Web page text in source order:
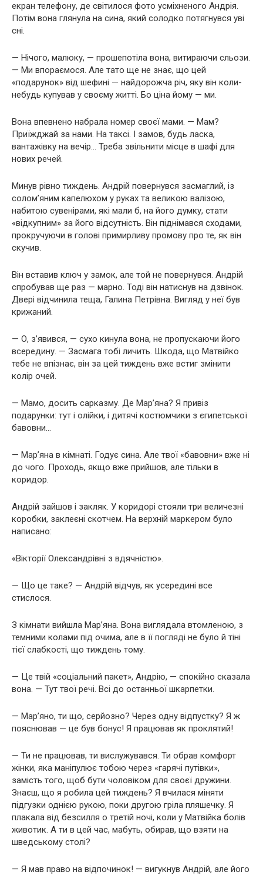
екран телефону, де світилося фото усміхненого Андрія.
Потім вона глянула на сина, який солодко потягнувся уві
сні.
— Нічого, малюку, — прошепотіла вона, витираючи сльози.
— Ми впораємося. Але тато ще не знає, що цей
«подарунок» від шефині — найдорожча річ, яку він коли-
небудь купував у своєму житті. Бо ціна йому — ми.
Вона впевнено набрала номер своєї мами. — Мам?
Приїжджай за нами. На таксі. І замов, будь ласка,
вантажівку на вечір… Треба звільнити місце в шафі для
нових речей.
Минув рівно тиждень. Андрій повернувся засмаглий, із
солом’яним капелюхом у руках та великою валізою,
набитою сувенірами, які мали б, на його думку, стати
«відкупним» за його відсутність. Він піднімався сходами,
прокручуючи в голові примирливу промову про те, як він
скучив.
Він вставив ключ у замок, але той не повернувся. Андрій
спробував ще раз — марно. Тоді він натиснув на дзвінок.
Двері відчинила теща, Галина Петрівна. Вигляд у неї був
крижаний.
— О, з’явився, — сухо кинула вона, не пропускаючи його
всередину. — Засмага тобі личить. Шкода, що Матвійко
тебе не впізнає, він за цей тиждень вже встиг змінити
колір очей.
— Мамо, досить сарказму. Де Мар’яна? Я привіз
подарунки: тут і олійки, і дитячі костюмчики з єгипетської
бавовни…
— Мар’яна в кімнаті. Годує сина. Але твої «бавовни» вже ні
до чого. Проходь, якщо вже прийшов, але тільки в
коридор.
Андрій зайшов і закляк. У коридорі стояли три величезні
коробки, заклеєні скотчем. На верхній маркером було
написано:
«Вікторії Олександрівні з вдячністю».
— Що це таке? — Андрій відчув, як усередині все
стислося.
З кімнати вийшла Мар’яна. Вона виглядала втомленою, з
темними колами під очима, але в її погляді не було й тіні
тієї слабкості, що тиждень тому.
— Це твій «соціальний пакет», Андрію, — спокійно сказала
вона. — Тут твої речі. Всі до останньої шкарпетки.
— Мар’яно, ти що, серйозно? Через одну відпустку? Я ж
пояснював — це був бонус! Я працював як проклятий!
— Ти не працював, ти вислужувався. Ти обрав комфорт
жінки, яка маніпулює тобою через «гарячі путівки»,
замість того, щоб бути чоловіком для своєї дружини.
Знаєш, що я робила цей тиждень? Я вчилася міняти
підгузки однією рукою, поки другою гріла пляшечку. Я
плакала від безсилля о третій ночі, коли у Матвійка болів
животик. А ти в цей час, мабуть, обирав, що взяти на
шведському столі?
— Я мав право на відпочинок! — вигукнув Андрій, але його